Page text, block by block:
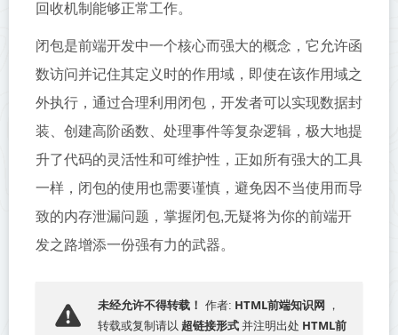
回收机制能够正常工作。
闭包是前端开发中一个核心而强大的概念，它允许函
数访问并记住其定义时的作用域，即使在该作用域之
外执行，通过合理利用闭包，开发者可以实现数据封
装、创建高阶函数、处理事件等复杂逻辑，极大地提
升了代码的灵活性和可维护性，正如所有强大的工具
一样，闭包的使用也需要谨慎，避免因不当使用而导
致的内存泄漏问题，掌握闭包,无疑将为你的前端开
发之路增添一份强有力的武器。
未经允许不得转载！ 作者: HTML前端知识网 ，
转载或复制请以 超链接形式 并注明出处 HTML前